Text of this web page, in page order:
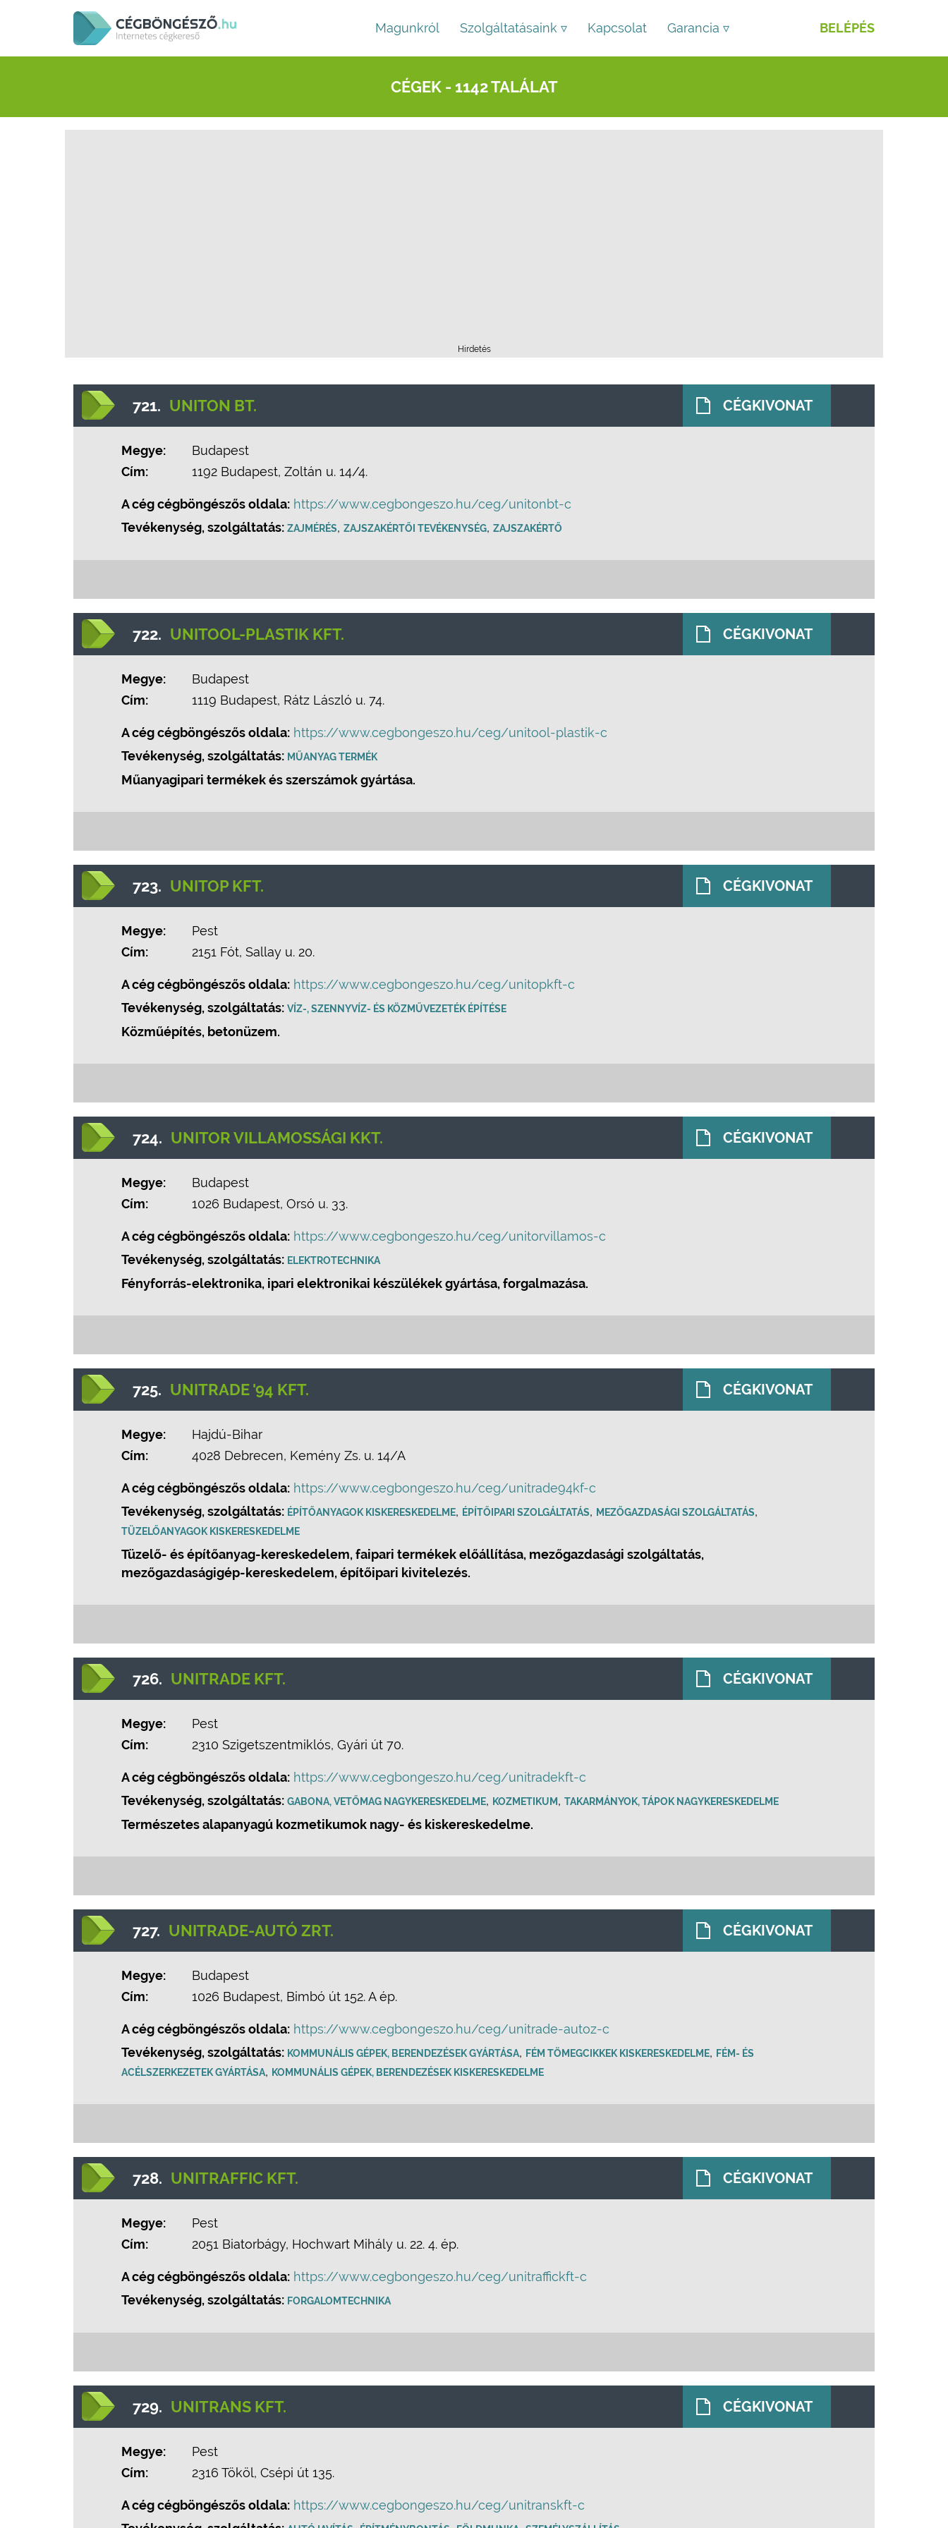
Magunkról Szolgáltatásaink ▿ Kapcsolat Garancia ▿ BELÉPÉS
CÉGEK - 1142 TALÁLAT
Hirdetés
721. UNITON BT. CÉGKIVONAT
Megye:
Budapest
Cím:
1192 Budapest, Zoltán u. 14/4.
A cég cégböngészős oldala: https://www.cegbongeszo.hu/ceg/unitonbt-c
Tevékenység, szolgáltatás: ZAJMÉRÉS, ZAJSZAKÉRTŐI TEVÉKENYSÉG, ZAJSZAKÉRTŐ
722. UNITOOL-PLASTIK KFT. CÉGKIVONAT
Megye:
Budapest
Cím:
1119 Budapest, Rátz László u. 74.
A cég cégböngészős oldala: https://www.cegbongeszo.hu/ceg/unitool-plastik-c
Tevékenység, szolgáltatás: MŰANYAG TERMÉK
Műanyagipari termékek és szerszámok gyártása.
723. UNITOP KFT. CÉGKIVONAT
Megye:
Pest
Cím:
2151 Fót, Sallay u. 20.
A cég cégböngészős oldala: https://www.cegbongeszo.hu/ceg/unitopkft-c
Tevékenység, szolgáltatás: VÍZ-, SZENNYVÍZ- ÉS KÖZMŰVEZETÉK ÉPÍTÉSE
Közműépítés, betonüzem.
724. UNITOR VILLAMOSSÁGI KKT. CÉGKIVONAT
Megye:
Budapest
Cím:
1026 Budapest, Orsó u. 33.
A cég cégböngészős oldala: https://www.cegbongeszo.hu/ceg/unitorvillamos-c
Tevékenység, szolgáltatás: ELEKTROTECHNIKA
Fényforrás-elektronika, ipari elektronikai készülékek gyártása, forgalmazása.
725. UNITRADE '94 KFT. CÉGKIVONAT
Megye:
Hajdú-Bihar
Cím:
4028 Debrecen, Kemény Zs. u. 14/A
A cég cégböngészős oldala: https://www.cegbongeszo.hu/ceg/unitrade94kf-c
Tevékenység, szolgáltatás: ÉPÍTŐANYAGOK KISKERESKEDELME, ÉPÍTŐIPARI SZOLGÁLTATÁS, MEZŐGAZDASÁGI SZOLGÁLTATÁS,
TÜZELŐANYAGOK KISKERESKEDELME
Tüzelő- és építőanyag-kereskedelem, faipari termékek előállítása, mezőgazdasági szolgáltatás,
mezőgazdaságigép-kereskedelem, építőipari kivitelezés.
726. UNITRADE KFT. CÉGKIVONAT
Megye:
Pest
Cím:
2310 Szigetszentmiklós, Gyári út 70.
A cég cégböngészős oldala: https://www.cegbongeszo.hu/ceg/unitradekft-c
Tevékenység, szolgáltatás: GABONA, VETŐMAG NAGYKERESKEDELME, KOZMETIKUM, TAKARMÁNYOK, TÁPOK NAGYKERESKEDELME
Természetes alapanyagú kozmetikumok nagy- és kiskereskedelme.
727. UNITRADE-AUTÓ ZRT. CÉGKIVONAT
Megye:
Budapest
Cím:
1026 Budapest, Bimbó út 152. A ép.
A cég cégböngészős oldala: https://www.cegbongeszo.hu/ceg/unitrade-autoz-c
Tevékenység, szolgáltatás: KOMMUNÁLIS GÉPEK, BERENDEZÉSEK GYÁRTÁSA, FÉM TÖMEGCIKKEK KISKERESKEDELME, FÉM- ÉS
ACÉLSZERKEZETEK GYÁRTÁSA, KOMMUNÁLIS GÉPEK, BERENDEZÉSEK KISKERESKEDELME
728. UNITRAFFIC KFT. CÉGKIVONAT
Megye:
Pest
Cím:
2051 Biatorbágy, Hochwart Mihály u. 22. 4. ép.
A cég cégböngészős oldala: https://www.cegbongeszo.hu/ceg/unitraffickft-c
Tevékenység, szolgáltatás: FORGALOMTECHNIKA
729. UNITRANS KFT. CÉGKIVONAT
Megye:
Pest
Cím:
2316 Tököl, Csépi út 135.
A cég cégböngészős oldala: https://www.cegbongeszo.hu/ceg/unitranskft-c